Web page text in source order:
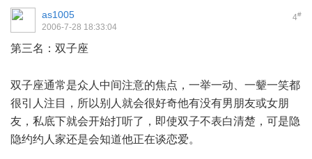
4#
as1005
2006-7-28 18:33:04
第三名：双子座
双子座通常是众人中间注意的焦点，一举一动、一颦一笑都
很引人注目，所以别人就会很好奇他有没有男朋友或女朋
友，私底下就会开始打听了，即使双子不表白清楚，可是隐
隐约约人家还是会知道他正在谈恋爱。